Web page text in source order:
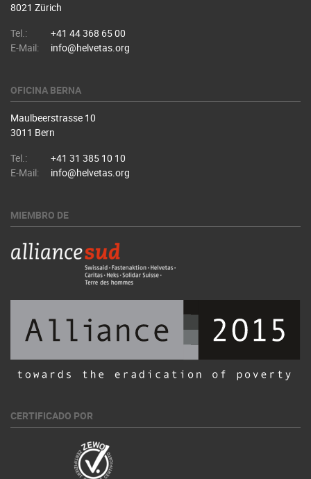
8021 Zürich
Tel.:
+41 44 368 65 00
E-Mail:
info@helvetas.org
OFICINA BERNA
Maulbeerstrasse 10
3011 Bern
Tel.:
+41 31 385 10 10
E-Mail:
info@helvetas.org
MIEMBRO DE
CERTIFICADO POR